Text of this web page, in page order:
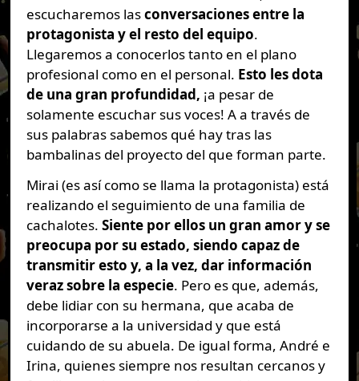
escucharemos lasconversaciones entre la
protagonista y el resto del equipo.
Llegaremos a conocerlos tanto en el plano
profesional como en el personal. Esto les dota
de una gran profundidad, ¡a pesar de
solamente escuchar sus voces! A a través de
sus palabras sabemos qué hay tras las
bambalinas del proyecto del que forman parte.
Mirai (es así como se llama la protagonista) está
realizando el seguimiento de una familia de
cachalotes. Siente por ellos un gran amor y se
preocupa por su estado, siendo capaz de
transmitir esto y, a la vez, dar información
veraz sobre la especie. Pero es que, además,
debe lidiar con su hermana, que acaba de
incorporarse a la universidad y que está
cuidando de su abuela. De igual forma, André e
Irina, quienes siempre nos resultan cercanos y